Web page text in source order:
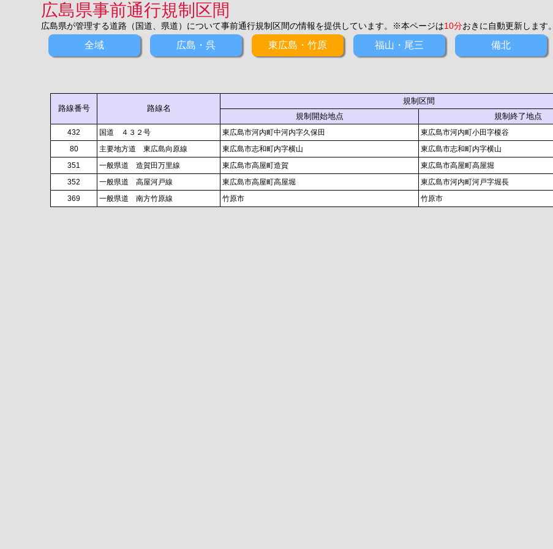
広島県事前通行規制区間
広島県が管理する道路（国道、県道）について事前通行規制区間の情報を提供しています。※本ページは10分おきに自動更新します。
全域 広島・呉 東広島・竹原 福山・尾三 備北
路線番号 路線名
規制区間
規制開始地点
規制終了地点
432 国道 ４３２号 東広島市河内町中河内字久保田 東広島市河内町小田字榎谷
80
主要地方道 東広島向原線 東広島市志和町内字横山 東広島市志和町内字横山
351
一般県道 造賀田万里線 東広島市高屋町造賀 東広島市高屋町高屋堀
352
一般県道 高屋河戸線 東広島市高屋町高屋堀 東広島市河内町河戸字堀長
369
一般県道 南方竹原線 竹原市 竹原市